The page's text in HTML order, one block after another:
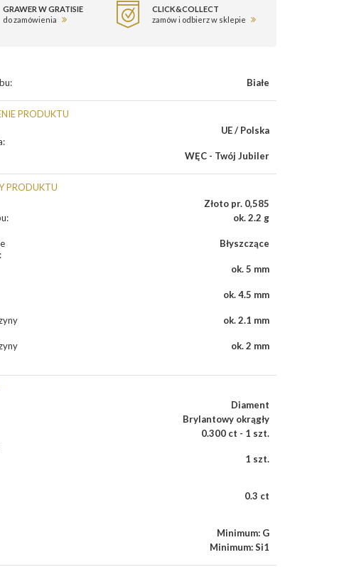
GRAWER W GRATISIE
do zamówienia
CLICK&COLLECT
zamów i odbierz w sklepie
: Białe
PRODUKTU
:
UE / Polska
WĘC - Twój Jubiler
PRODUKTU
Złoto pr. 0,585
: ok. 2.2 g
:
Błyszczące
ok. 5 mm
ok. 4.5 mm
ok. 2.1 mm
ok. 2 mm
Diament
Brylantowy okrągły
0.300 ct - 1 szt.
1 szt.
0.3 ct
Minimum: G
Minimum: Si1